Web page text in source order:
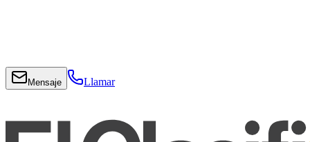
Mensaje Llamar